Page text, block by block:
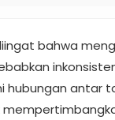
bahwa
hubungan antar